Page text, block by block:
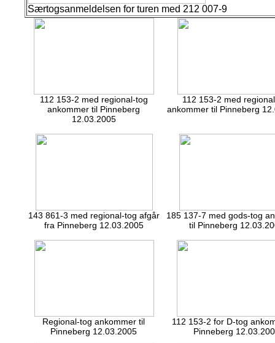
Særtogsanmeldelsen for turen med 212 007-9
112 153-2 med regional-tog
ankommer til Pinneberg
12.03.2005
112 153-2 med
ankommer til Pinneberg
143 861-3 med regional-tog afgår
fra Pinneberg 12.03.2005
185 137-7 med gods-tog
til Pinneberg
Regional-tog ankommer til
Pinneberg 12.03.2005
112 153-2 for D-tog
Pinneberg